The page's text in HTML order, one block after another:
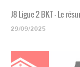
J8 Ligue 2 BKT - Le
29/09/2025